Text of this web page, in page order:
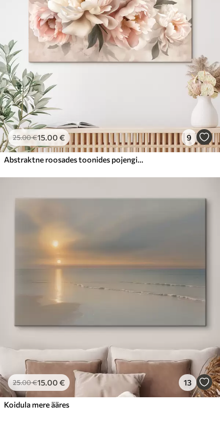
25.00€15.00 € 9
Abstraktne roosades toonides pojengide kimp
25.00€15.00 € 13
Koidula mere ääres